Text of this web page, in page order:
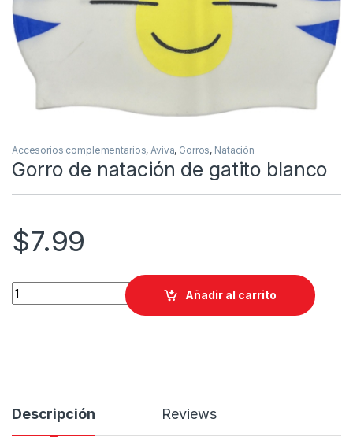
Accesorios complementarios, Aviva, Gorros, Natación
Gorro de natación de gatito blanco
$7.99
Gorro de natación de gatito blanco quantity
Añadir al carrito
Descripción Reviews